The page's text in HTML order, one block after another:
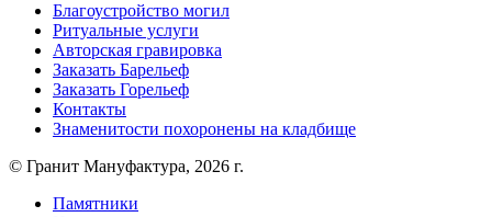
Благоустройство могил
Ритуальные услуги
Авторская гравировка
Заказать Барельеф
Заказать Горельеф
Контакты
Знаменитости похоронены на кладбище
© Гранит Мануфактура, 2026 г.
Памятники